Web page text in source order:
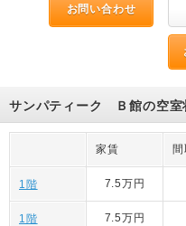
お問い合わせ
サンパティーク Ｂ館の空室
家賃 間
1階 7.5万円
1階 7.5万円